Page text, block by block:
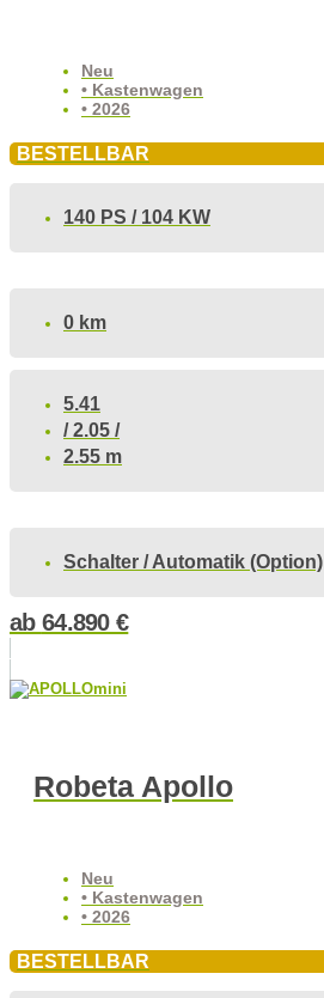
Neu
• Kastenwagen
• 2026
BESTELLBAR
140 PS / 104 KW
0 km
5.41
/ 2.05 /
2.55 m
Schalter / Automatik (Option)
ab 64.890€
Robeta Apollo
Neu
• Kastenwagen
• 2026
BESTELLBAR